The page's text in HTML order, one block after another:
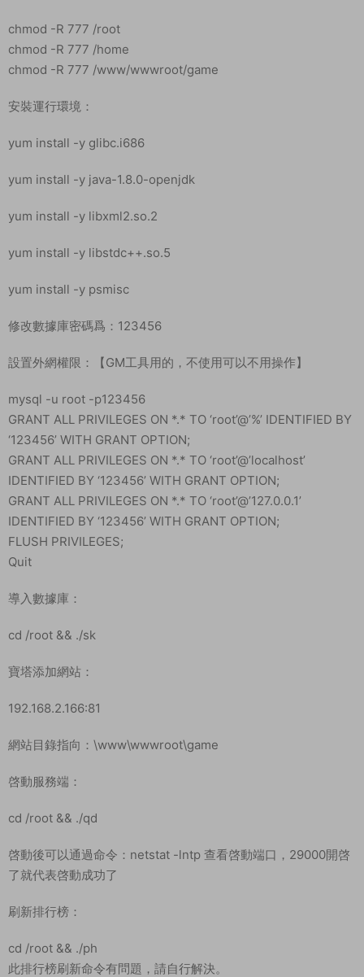
chmod -R 777 /root
chmod -R 777 /home
chmod -R 777 /www/wwwroot/game
安裝運行環境：
yum install -y glibc.i686
yum install -y java-1.8.0-openjdk
yum install -y libxml2.so.2
yum install -y libstdc++.so.5
yum install -y psmisc
修改數據庫密碼爲：123456
設置外網權限：【GM工具用的，不使用可以不用操作】
mysql -u root -p123456
GRANT ALL PRIVILEGES ON *.* TO ‘root’@’%’ IDENTIFIED BY
‘123456’ WITH GRANT OPTION;
GRANT ALL PRIVILEGES ON *.* TO ‘root’@’localhost’
IDENTIFIED BY ‘123456’ WITH GRANT OPTION;
GRANT ALL PRIVILEGES ON *.* TO ‘root’@’127.0.0.1’
IDENTIFIED BY ‘123456’ WITH GRANT OPTION;
FLUSH PRIVILEGES;
Quit
導入數據庫：
cd /root && ./sk
寶塔添加網站：
192.168.2.166:81
網站目錄指向：\www\wwwroot\game
啓動服務端：
cd /root && ./qd
啓動後可以通過命令：netstat -lntp 查看啓動端口，29000開啓
了就代表啓動成功了
刷新排行榜：
cd /root && ./ph
此排行榜刷新命令有問題，請自行解決。